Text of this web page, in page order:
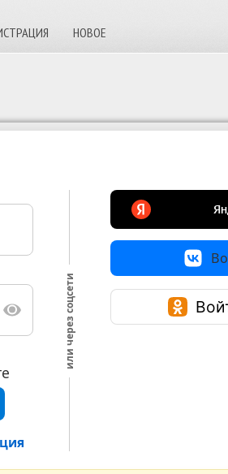
НОВОЕ
или через соцсети